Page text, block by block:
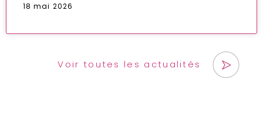
18 mai 2026
Voir toutes les actualités